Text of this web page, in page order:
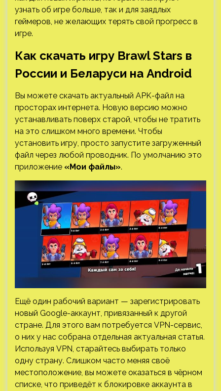
узнать об игре больше, так и для заядлых
геймеров, не желающих терять свой прогресс в
игре.
Как скачать игру Brawl Stars в
России и Беларуси на Android
Вы можете скачать актуальный APK-файл на
просторах интернета. Новую версию можно
устанавливать поверх старой, чтобы не тратить
на это слишком много времени. Чтобы
установить игру, просто запустите загруженный
файл через любой проводник. По умолчанию это
приложение «Мои файлы».
Ещё один рабочий вариант — зарегистрировать
новый Google-аккаунт, привязанный к другой
стране. Для этого вам потребуется VPN-сервис,
о них у нас собрана отдельная актуальная статья.
Используя VPN, старайтесь выбирать только
одну страну. Слишком часто меняя своё
местоположение, вы можете оказаться в чёрном
списке, что приведёт к блокировке аккаунта в